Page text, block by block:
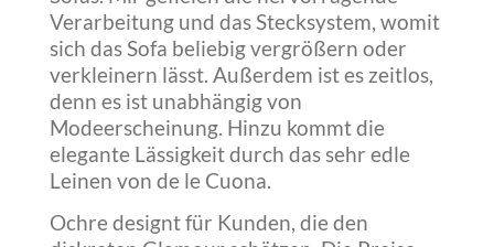
Verarbeitung und das Stecksystem, womit
sich das Sofa beliebig vergrößern oder
verkleinern lässt. Außerdem ist es zeitlos,
denn es ist unabhängig von
Modeerscheinung. Hinzu kommt die
elegante Lässigkeit durch das sehr edle
Leinen von de le Cuona.
Ochre designt für Kunden, die den